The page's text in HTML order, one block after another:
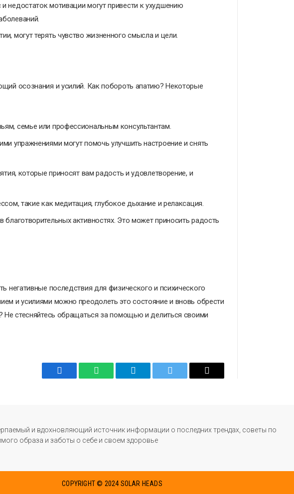
недостаток мотивации могут привести к ухудшению
могут терять чувство жизненного смысла и цели.
осознания и усилий. Как побороть апатию? Некоторые
семье или профессиональным консультантам.
упражнениями могут помочь улучшить настроение и снять
которые приносят вам радость и удовлетворение, и
такие как медитация, глубокое дыхание и релаксация.
активностях. Это может приносить радость
негативные последствия для физического и психического
и усилиями можно преодолеть это состояние и вновь обрести
Не стесняйтесь обращаться за помощью и делиться своими
Facebook WhatsAppTelegram Twitter Email
и вдохновляющий источник информации о последних трендах, советы по
образа и заботы о себе и своем здоровье
COPYRIGHT © 2024 SOLAR HEADS